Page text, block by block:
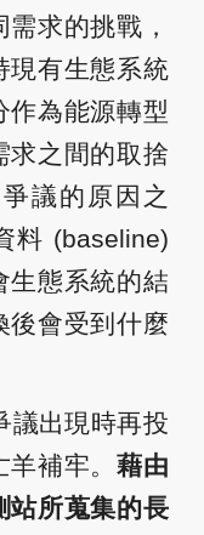
求的挑戰，
現有生態系統
作為能源轉型
求之間的取捨
議的原因之
料 (baseline)
生態系統的結
後會受到什麼
出現時再投
補牢。 藉由
站所蒐集的長